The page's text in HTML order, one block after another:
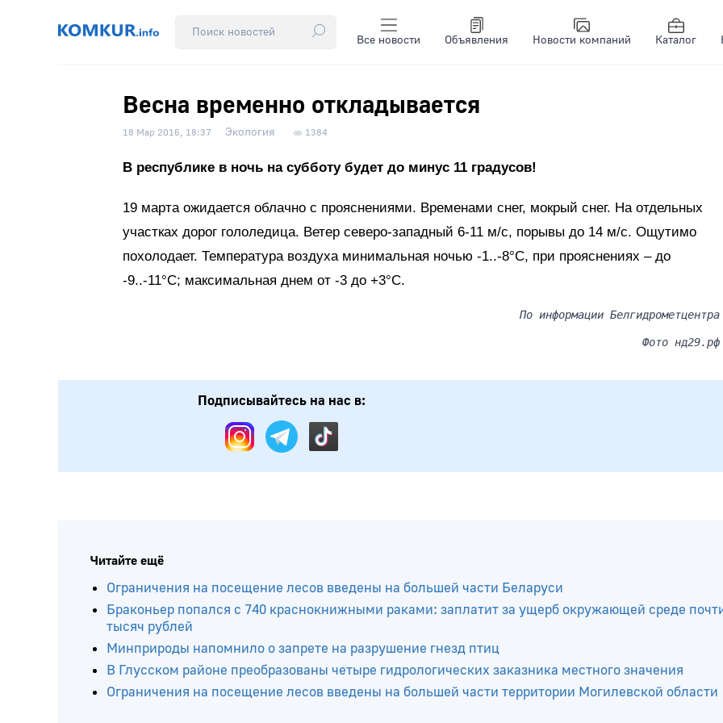
Все новости Объявления Новости компаний Каталог
Весна временно откладывается
18 Мар 2016, 18:37 Экология 1384
В республике в ночь на субботу будет до минус 11 градусов!
19 марта ожидается облачно с прояснениями. Временами снег, мокрый снег. На отдельных
участках дорог гололедица. Ветер северо-западный 6-11 м/с, порывы до 14 м/с. Ощутимо
похолодает. Температура воздуха минимальная ночью -1..-8°С, при прояснениях – до
-9..-11°С; максимальная днем от -3 до +3°С.
По информации Белгидрометцентра
Фото нд29.pф
Подписывайтесь на нас в:
Читайте ещё
Ограничения на посещение лесов введены на большей части Беларуси
Браконьер попался с 740 краснокнижными раками: заплатит за ущерб окружающей среде
тысяч рублей